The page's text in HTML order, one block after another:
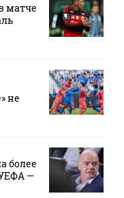
матче
не
более
—